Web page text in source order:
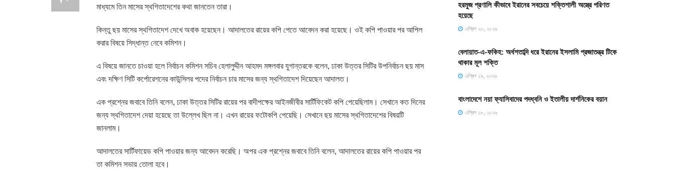
মাধ্যমে তিন মাসের স্থগিতাদেশের কথা জানতেন তারা।
কিন্তু ছয় মাসের স্থগিতাদেশ দেখে অবাক হয়েছেন। আদালতের রায়ের কপি পেতে আবেদন করা হয়েছে। ওই কপি পাওয়ার পর আপিল
করার বিষয়ে সিদ্ধান্ত নেবে কমিশন।
এ বিষয়ে জানতে চাওয়া হলে নির্বাচন কমিশন সচিব হেলালুদ্দীন আহমদ মঙ্গলবার যুগান্তরকে বলেন, ঢাকা উত্তর সিটির উপনির্বাচন ছয় মাস
এবং দক্ষিণ সিটি কর্পোরেশনের কাউন্সিলর পদের নির্বাচন চার মাসের জন্য স্থগিতাদেশ দিয়েছেন আদালত।
এক প্রশ্নের জবাবে তিনি বলেন, ঢাকা উত্তর সিটির রায়ের পর বাদীপক্ষের আইনজীবীর সার্টিফিকেট কপি পেয়েছিলাম। সেখানে কত দিনের
জন্য স্থগিতাদেশ দেয়া হয়েছে তা উল্লেখ ছিল না। এখন রায়ের ফটোকপি পেয়েছি। সেখানে ছয় মাসের স্থগিতাদেশের বিষয়টি
জানলাম।
আদালতের সার্টিফায়েড কপি পাওয়ার জন্য আবেদন করেছি। অপর এক প্রশ্নের জবাবে তিনি বলেন, আদালতের রায়ের কপি পাওয়ার পর
তা কমিশন সভায় তোলা হবে।
হরমুজ প্রণালি কীভাবে ইরানের সবচেয়ে শক্তিশালী অস্ত্রে পরিণত
হয়েছে
এপ্রিল ২০, ২০২৬
বেলায়াত-এ-ফকিহ: অর্ধশতাব্দি ধরে ইরানের ইসলামি প্রজাতন্ত্র টিকে
থাকার মূল শক্তি
এপ্রিল ১৯, ২০২৬
বাংলাদেশে নয়া ফ্যাসিবাদের পদধ্বনি ও ইতালীয় দার্শনিকের বয়ান
এপ্রিল ১৮, ২০২৬